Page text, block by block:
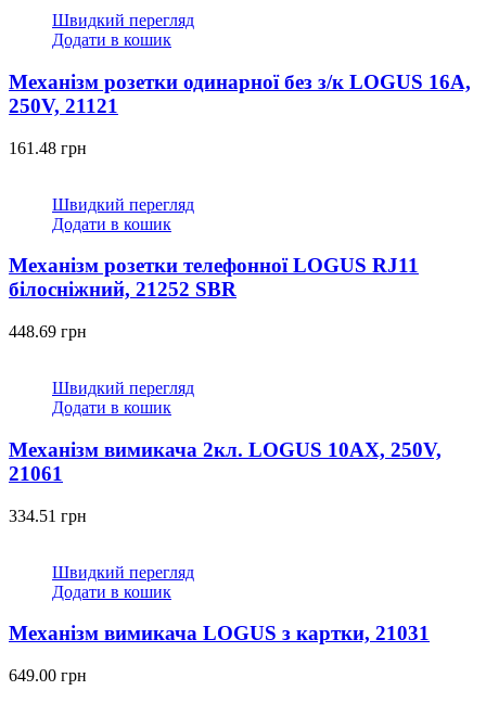
Швидкий перегляд
Додати в кошик
Механізм розетки одинарної без з/к LOGUS 16А,
250V, 21121
161.48 грн
Швидкий перегляд
Додати в кошик
Механізм розетки телефонної LOGUS RJ11
білосніжний, 21252 SBR
448.69 грн
Швидкий перегляд
Додати в кошик
Механізм вимикача 2кл. LOGUS 10АХ, 250V,
21061
334.51 грн
Швидкий перегляд
Додати в кошик
Механізм вимикача LOGUS з картки, 21031
649.00 грн